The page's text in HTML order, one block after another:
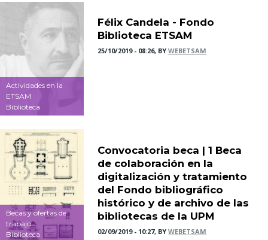
Actividades en la
ETSAM
Biblioteca
Félix Candela - Fondo
Biblioteca ETSAM
25/10/2019 - 08:26, BYWEBETSAM
Becas y ofertas de
trabajo
Biblioteca
Convocatoria beca | 1 Beca
de colaboración en la
digitalización y tratamiento
del Fondo bibliográfico
histórico y de archivo de las
bibliotecas de la UPM
02/09/2019 - 10:27, BYWEBETSAM